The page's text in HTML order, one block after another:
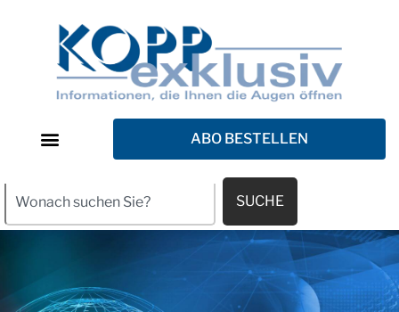
ABO BESTELLEN
SUCHE